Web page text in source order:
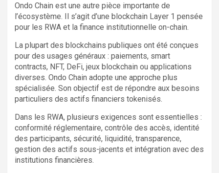
Ondo Chain est une autre pièce importante de
l’écosystème. Il s’agit d’une blockchain Layer 1 pensée
pour les RWA et la finance institutionnelle on-chain.
La plupart des blockchains publiques ont été conçues
pour des usages généraux : paiements, smart
contracts, NFT, DeFi, jeux blockchain ou applications
diverses. Ondo Chain adopte une approche plus
spécialisée. Son objectif est de répondre aux besoins
particuliers des actifs financiers tokenisés.
Dans les RWA, plusieurs exigences sont essentielles :
conformité réglementaire, contrôle des accès, identité
des participants, sécurité, liquidité, transparence,
gestion des actifs sous-jacents et intégration avec des
institutions financières.